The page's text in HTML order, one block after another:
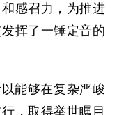
感召力，为推进
挥了一锤定音的
能够在复杂严峻
，取得举世瞩目